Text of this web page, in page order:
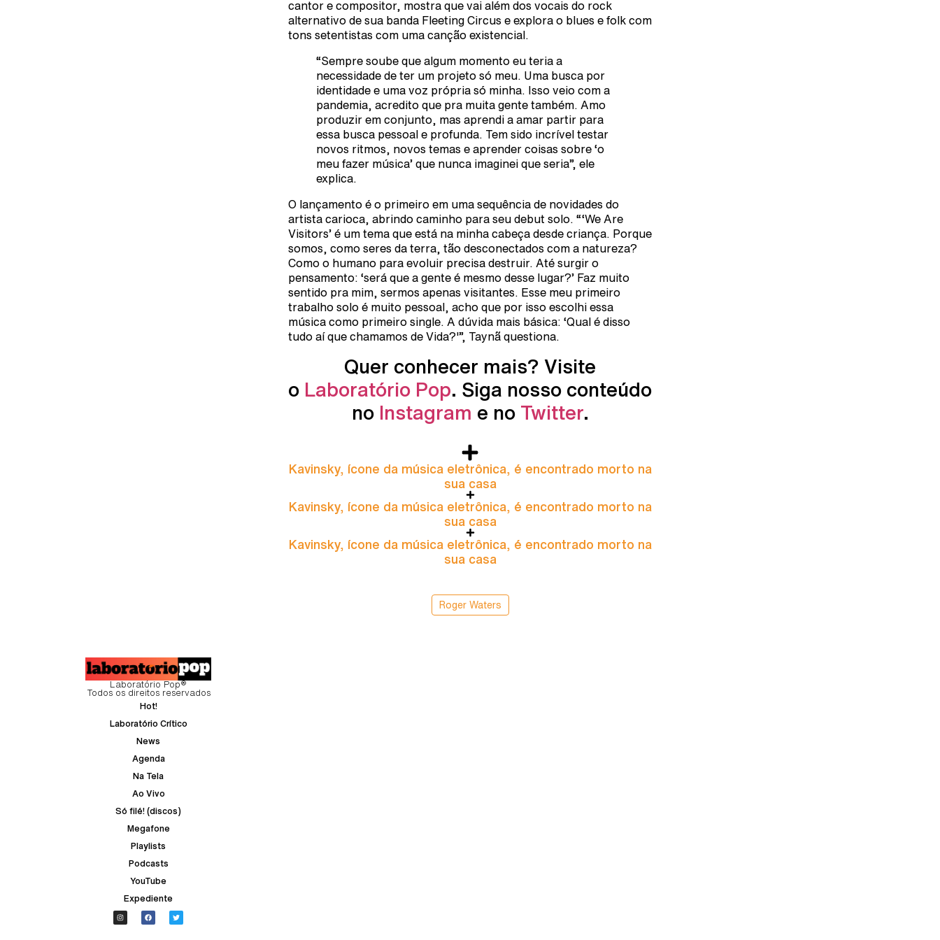
cantor e compositor, mostra que vai além dos vocais do rock
alternativo de sua banda Fleeting Circus e explora o blues e folk com
tons setentistas com uma canção existencial.
“Sempre soube que algum momento eu teria a
necessidade de ter um projeto só meu. Uma busca por
identidade e uma voz própria só minha. Isso veio com a
pandemia, acredito que pra muita gente também. Amo
produzir em conjunto, mas aprendi a amar partir para
essa busca pessoal e profunda. Tem sido incrível testar
novos ritmos, novos temas e aprender coisas sobre ‘o
meu fazer música’ que nunca imaginei que seria”, ele
explica.
O lançamento é o primeiro em uma sequência de novidades do
artista carioca, abrindo caminho para seu debut solo. “‘We Are
Visitors’ é um tema que está na minha cabeça desde criança. Porque
somos, como seres da terra, tão desconectados com a natureza?
Como o humano para evoluir precisa destruir. Até surgir o
pensamento: ‘será que a gente é mesmo desse lugar?’ Faz muito
sentido pra mim, sermos apenas visitantes. Esse meu primeiro
trabalho solo é muito pessoal, acho que por isso escolhi essa
música como primeiro single. A dúvida mais básica: ‘Qual é disso
tudo aí que chamamos de Vida?'”, Taynã questiona.
Quer conhecer mais? Visite
o Laboratório Pop. Siga nosso conteúdo
no Instagram e no Twitter.
Kavinsky, ícone da música eletrônica, é encontrado morto na
sua casa
Kavinsky, ícone da música eletrônica, é encontrado morto na
sua casa
Kavinsky, ícone da música eletrônica, é encontrado morto na
sua casa
Roger Waters
Laboratório Pop®
Todos os direitos reservados
Hot!
Laboratório Crítico
News
Agenda
Na Tela
Ao Vivo
Só filé! (discos)
Megafone
Playlists
Podcasts
YouTube
Expediente